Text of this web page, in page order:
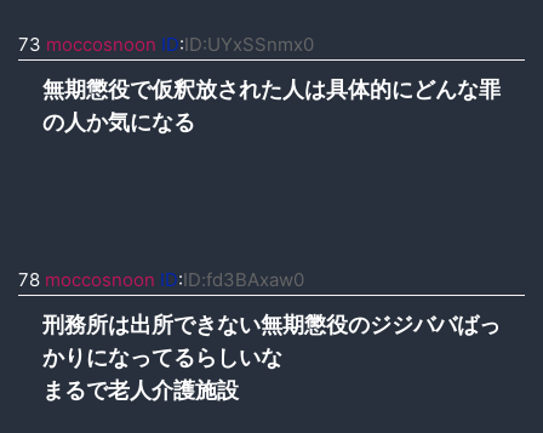
73 moccosnoon ID:ID:UYxSSnmx0
無期懲役で仮釈放された人は具体的にどんな罪
の人か気になる
78 moccosnoon ID:ID:fd3BAxaw0
刑務所は出所できない無期懲役のジジババばっ
かりになってるらしいな
まるで老人介護施設